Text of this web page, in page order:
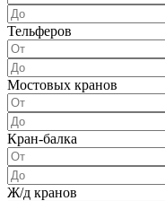
Тельферов
Мостовых кранов
Кран-балка
Ж/д кранов